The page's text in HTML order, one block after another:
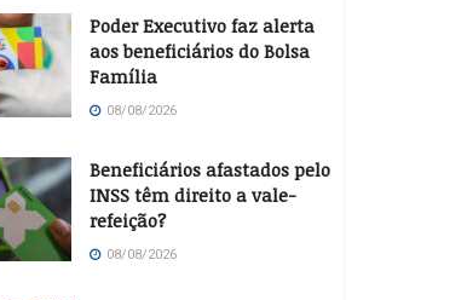
Poder Executivo faz alerta
aos beneficiários do Bolsa
Família
08/08/2026
Beneficiários afastados pelo
INSS têm direito a vale-
refeição?
08/08/2026